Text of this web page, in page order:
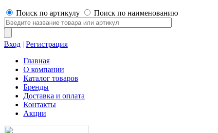
Поиск по артикулу Поиск по наименованию
Вход | Регистрация
Главная
О компании
Каталог товаров
Бренды
Доставка и оплата
Контакты
Акции